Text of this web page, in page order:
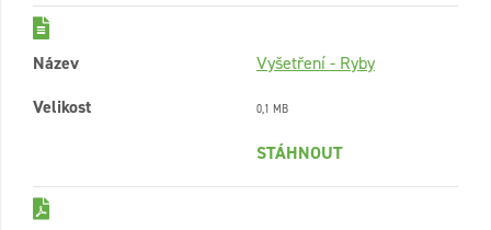
Název
Vyšetření - Ryby
Velikost
0,1 MB
STÁHNOUT